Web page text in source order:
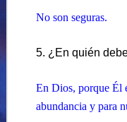
No son seguras.
5. ¿En quién
En Dios, porque Él
abundancia y para